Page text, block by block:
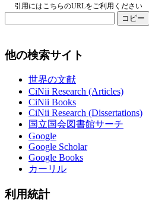
引用にはこちらのURLをご利用ください
コピー
他の検索サイト
世界の文献
CiNii Research (Articles)
CiNii Books
CiNii Research (Dissertations)
国立国会図書館サーチ
Google
Google Scholar
Google Books
カーリル
利用統計